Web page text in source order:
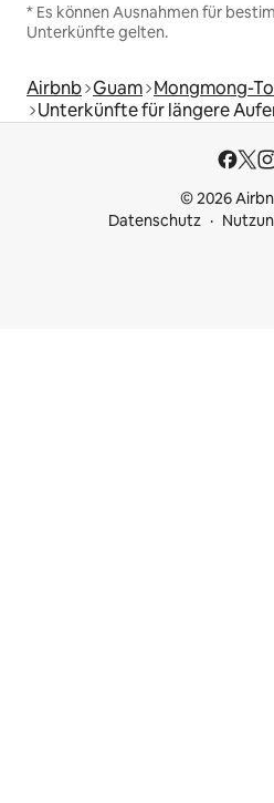
* Es können Ausnahmen für
Unterkünfte gelten.
Airbnb Guam Mongmong-
Unterkünfte für längere
© 2026
Datenschutz